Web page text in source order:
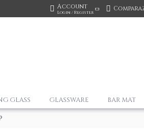
Account
Login / Register
GLASS GLASSWARE BAR MAT